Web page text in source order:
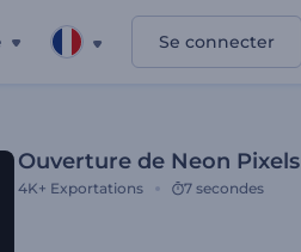
Se connecter
Ouverture de Neon Pixels
4K+ Exportations 7 secondes